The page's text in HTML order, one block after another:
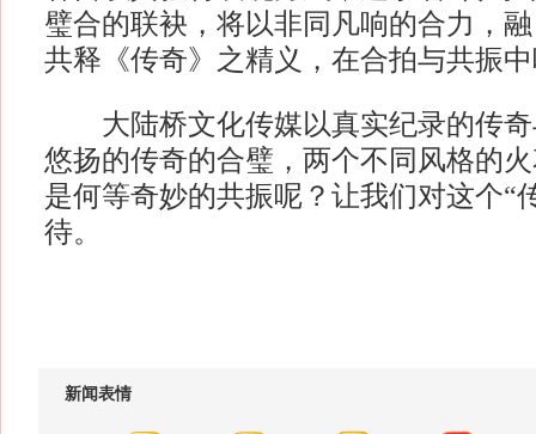
璧合的联袂，将以非同凡响的合力，
共释《传奇》之精义，在合拍与共振
大陆桥文化传媒以真实纪录的传奇
悠扬的传奇的合璧，两个不同风格的
是何等奇妙的共振呢？让我们对这个“
待。
新闻表情